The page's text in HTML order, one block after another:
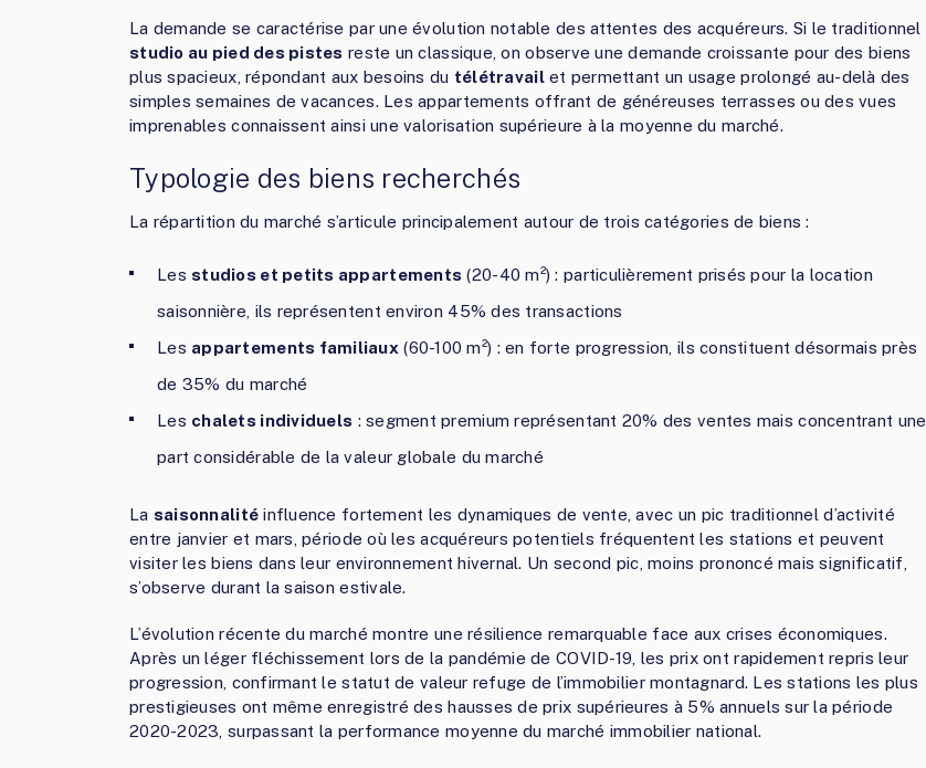
La demande se caractérise par une évolution notable des attentes des acquéreurs. Si le traditionnel
studio au pied des pistes reste un classique, on observe une demande croissante pour des biens
plus spacieux, répondant aux besoins du télétravailet permettant un usage prolongé au-delà des
simples semaines de vacances. Les appartements offrant de généreuses terrasses ou des vues
imprenables connaissent ainsi une valorisation supérieure à la moyenne du marché.
Typologie des biens recherchés
La répartition du marché s’articule principalement autour de trois catégories de biens :
Les studios et petits appartements (20-40 m²) : particulièrement prisés pour la location
saisonnière, ils représentent environ 45% des transactions
Les appartements familiaux (60-100 m²) : en forte progression, ils constituent désormais près
de 35% du marché
Les chalets individuels : segment premium représentant 20% des ventes mais concentrant une
part considérable de la valeur globale du marché
La saisonnalité influence fortement les dynamiques de vente, avec un pic traditionnel d’activité
entre janvier et mars, période où les acquéreurs potentiels fréquentent les stations et peuvent
visiter les biens dans leur environnement hivernal. Un second pic, moins prononcé mais significatif,
s’observe durant la saison estivale.
L’évolution récente du marché montre une résilience remarquable face aux crises économiques.
Après un léger fléchissement lors de la pandémie de COVID-19, les prix ont rapidement repris leur
progression, confirmant le statut de valeur refuge de l’immobilier montagnard. Les stations les plus
prestigieuses ont même enregistré des hausses de prix supérieures à 5% annuels sur la période
2020-2023, surpassant la performance moyenne du marché immobilier national.